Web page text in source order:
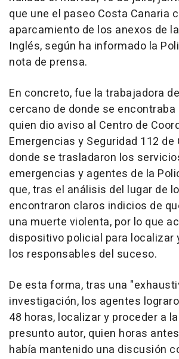
que une el paseo Costa Canaria
aparcamiento de los anexos de
Inglés, según ha informado la
nota de prensa.
En concreto, fue la trabajadora
cercano de donde se
quien dio aviso al Centro de
Emergencias y Seguridad 112 de
donde se trasladaron los
emergencias y agentes de la
que, tras el análisis del lugar de
encontraron claros indicios de
una muerte violenta, por lo que
dispositivo policial para localizar
los responsables del suceso.
De esta forma, tras una
investigación, los agentes
48 horas, localizar y proceder a
presunto autor, quien horas
había mantenido una discusión